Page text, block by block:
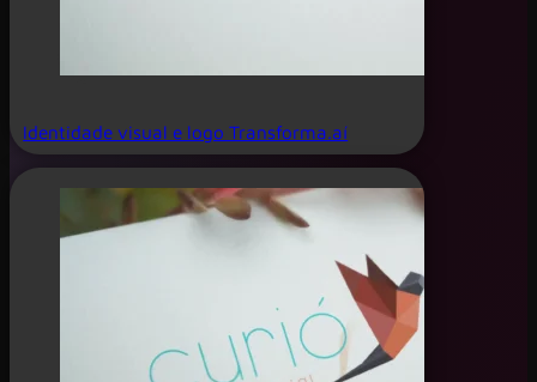
Identidade visual e logo Transforma.aí